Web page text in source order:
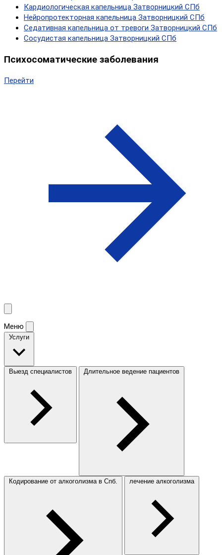
Кардиологическая капельница Затворницкий СПб
Нейропротекторная капельница Затворницкий СПб
Седативная капельница от тревоги Затворницкий СПб
Сосудистая капельница Затворницкий СПб
Психосоматические заболевания
Перейти
Меню
Услуги
Выезд специалистов Длительное ведение пациентов
Кодирование от алкоголизма в Спб. лечение алкоголизма